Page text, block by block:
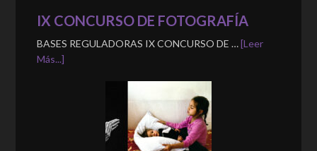
IX CONCURSO DE FOTOGRAFÍA
BASES REGULADORAS IX CONCURSO DE …[Leer
Más...]